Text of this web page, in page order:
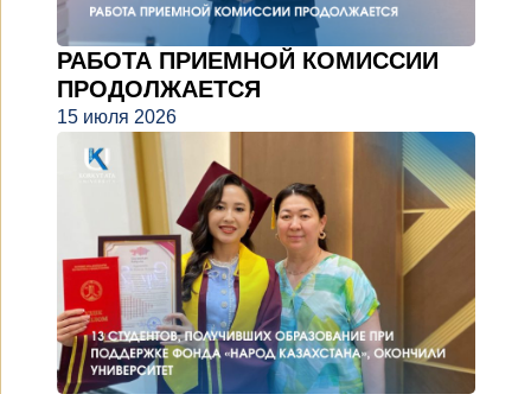
РАБОТА ПРИЕМНОЙ КОМИССИИ
ПРОДОЛЖАЕТСЯ
15 июля 2026